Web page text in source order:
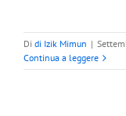
Di di Izik Mimun |
Continua a leggere